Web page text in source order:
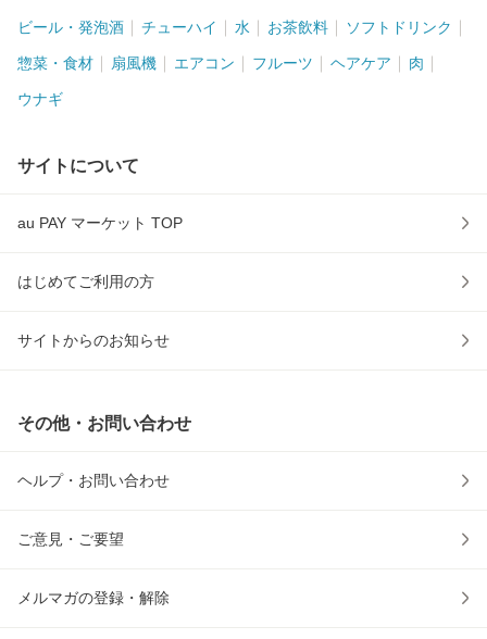
ビール・発泡酒 チューハイ 水 お茶飲料 ソフトドリンク
惣菜・食材 扇風機 エアコン フルーツ ヘアケア 肉
ウナギ
サイトについて
au PAY マーケット TOP
はじめてご利用の方
サイトからのお知らせ
その他・お問い合わせ
ヘルプ・お問い合わせ
ご意見・ご要望
メルマガの登録・解除